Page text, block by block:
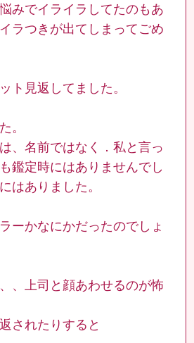
みでイライラしてたのもあ
ラつきが出てしまってごめ
ト見返してました。
。
、名前ではなく．私と言っ
鑑定時にはありませんでし
はありました。
ーかなにかだったのでしょ
、上司と顔あわせるのが怖
されたりすると